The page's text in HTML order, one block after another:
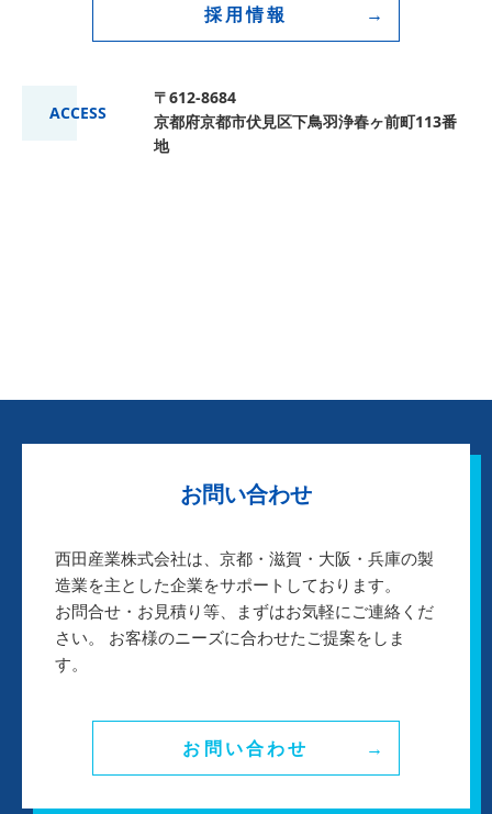
採用情報
ACCESS
〒612-8684
京都府京都市伏見区下鳥羽浄春ヶ前町113番
地
お問い合わせ
西田産業株式会社は、京都・滋賀・大阪・兵庫の製
造業を主とした企業をサポートしております。
お問合せ・お見積り等、まずはお気軽にご連絡くだ
さい。 お客様のニーズに合わせたご提案をしま
す。
お問い合わせ